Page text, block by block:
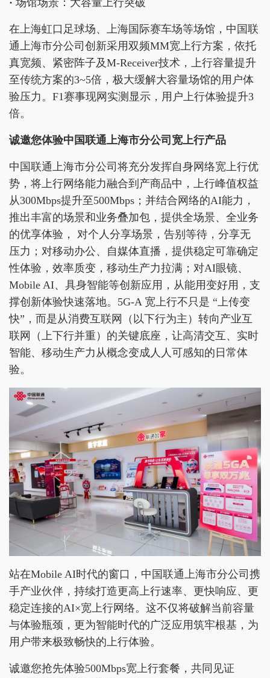
· 场馆场景：大容量上行突破
在上海虹口足球场、上海国际赛车场等场馆，中国联
通上海市分公司创新采用双频MM宽上行方案，依托
真宽频、紧密阵子及M-Receiver技术，上行容量提升
至传统方案的3~5倍，极大缓解大容量场馆的用户体
验压力。F1赛事现网实测显示，用户上行体验提升3
倍。
诚邀您体验中国联通上海市分公司 宽上行产品
中国联通上海市分公司将充分发挥自身网络宽上行优
势，将上行网络能力融合到产商品中，上行峰值权益
从300Mbps提升至500Mbps；并结合网络的AI能力，
推出丰富的场景和业务叠加包，提供全场景、全业务
的优享体验， 对个人分享场景，告别等待，分享无
压力；对移动办公、自媒体直播，提供稳定可靠确定
性体验，效率质变，移动生产力拉满；对AI眼镜、
Mobile AI、具身智能等创新应用，从能用变好用，支
撑创新体验快速落地。5G-A 宽上行不只是 “上传变
快”，而是从消费互联网（以下行为主）转向产业互
联网（上下行并重）的关键底座，让高清交互、实时
智能、移动生产力从概念变成人人可感知的日常体
验。
站在Mobile AI时代的窗口，中国联通上海市分公司携
手产业伙伴，持续打造更高上行速率、更快响应、更
稳定连接的AI×宽上行网络。这不仅将破解当前容量
与体验瓶颈，更为智能时代的广泛应用筑牢根基，为
用户带来极致畅快的上行体验。
诚邀您抢先体验500Mbps宽上行套餐，共同见证